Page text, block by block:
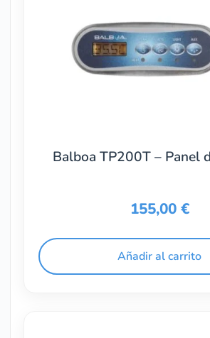
Balboa TP200T – Panel
155,00 €
Añadir al carrito